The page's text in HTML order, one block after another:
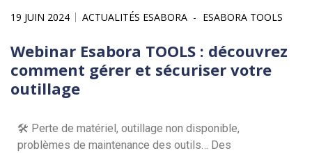
19 JUIN 2024 ACTUALITÉS ESABORA ESABORA TOOLS
Webinar Esabora TOOLS : découvrez
comment gérer et sécuriser votre
outillage
🛠 Perte de matériel, outillage non disponible,
problèmes de maintenance des outils… Des